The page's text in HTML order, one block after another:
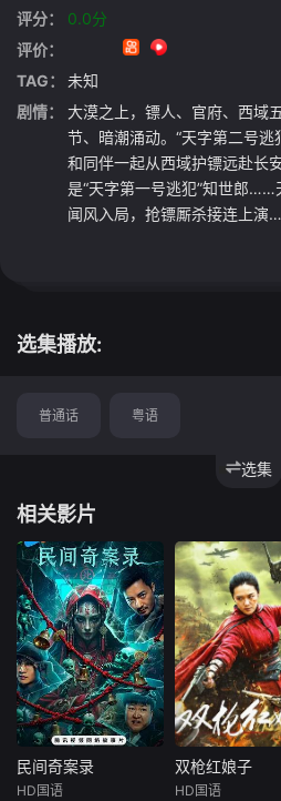
评分：
0.0分
评价：
TAG：
未知
剧情：
大漠之上，镖人、官府、西域
节、暗潮涌动。“天字第二号逃
和同伴一起从西域护镖远赴长
是“天字第一号逃犯”知世郎
闻风入局，抢镖厮杀接连上演
选集播放:
选集
普通话 粤语
相关影片
民间奇案录
民间奇案录
HD国语
双枪红娘子
双枪红娘子
HD国语